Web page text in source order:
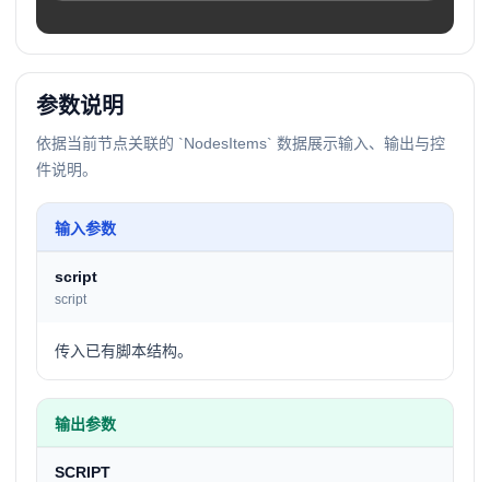
参数说明
依据当前节点关联的 `NodesItems` 数据展示输入、输出与控
件说明。
输入参数
script
script
传入已有脚本结构。
输出参数
SCRIPT